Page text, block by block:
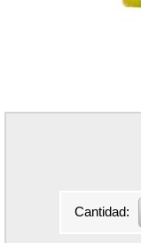
Cantidad: